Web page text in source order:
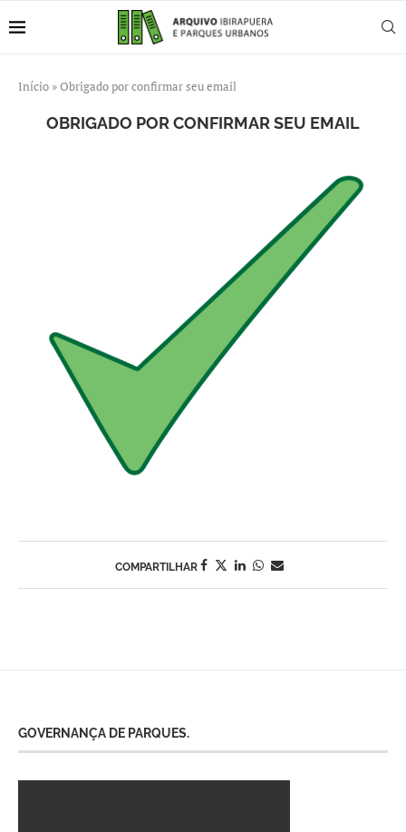
Início »Obrigado por confirmar seu email
OBRIGADO POR CONFIRMAR SEU EMAIL
COMPARTILHAR
GOVERNANÇA DE PARQUES.